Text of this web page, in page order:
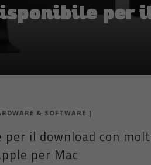
per
& SOFTWARE |
per il download con
per Mac